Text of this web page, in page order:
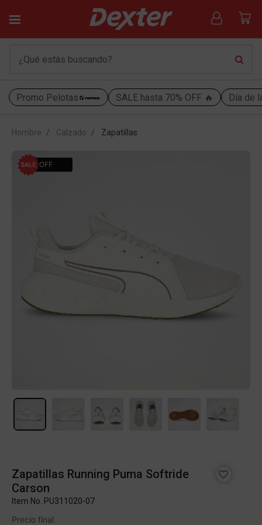
Promo Pelotas SALE hasta 70% OFF 🔥 Día de
Hombre Calzado Zapatillas
31% OFF
Zapatillas Running Puma Softride
Carson
Item No. PU311020-07
Precio final